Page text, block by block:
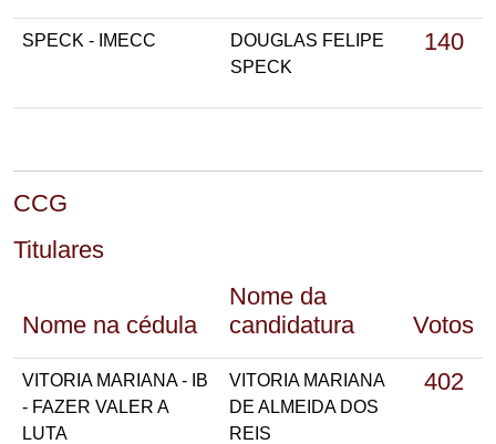
SPECK - IMECC
DOUGLAS FELIPE
SPECK
140
CCG
Titulares
Nome na cédula
Nome da
candidatura
Votos
VITORIA MARIANA - IB
- FAZER VALER A
LUTA
VITORIA MARIANA
DE ALMEIDA DOS
REIS
402